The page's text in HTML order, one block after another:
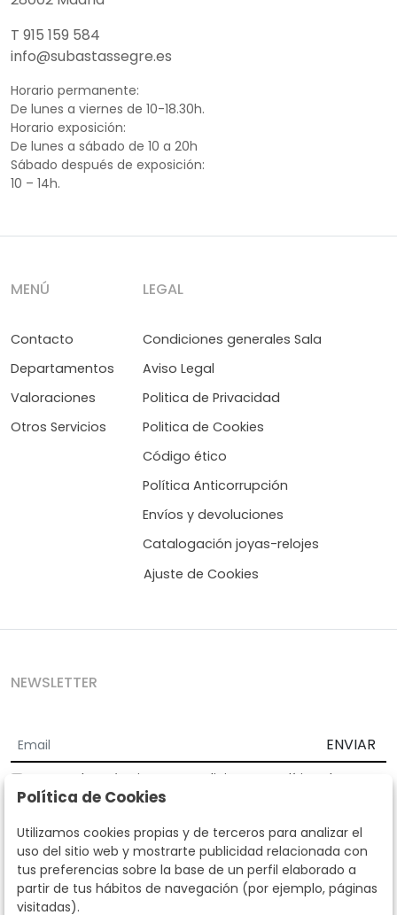
T 915 159 584
info@subastassegre.es
Horario permanente:
De lunes a viernes de 10-18.30h.
Horario exposición:
De lunes a sábado de 10 a 20h
Sábado después de exposición:
10 – 14h.
MENÚ
Contacto
Departamentos
Valoraciones
Otros Servicios
LEGAL
Condiciones generales Sala
Aviso Legal
Politica de Privacidad
Politica de Cookies
Código ético
Política Anticorrupción
Envíos y devoluciones
Catalogación joyas-relojes
Ajuste de Cookies
NEWSLETTER
ENVIAR
Acepto los Términos y Condiciones
Política de
privacidad
Según la LOPD y disposiciones de desarrollo, informamos que sus
datos personales serán tratados por parte de Subastas Segre con la
finalidad de gestionar la relación comercial. Puede ejercitar los
derechos de acceso, rectificación, cancelación, oposición y demás
derechos en los términos establecidos en la normativa vigente
dirigiéndote a nosotros. Asimismo, nos puede solicitar el envío de
Política de Cookies
Utilizamos cookies propias y de terceros para analizar el
uso del sitio web y mostrarte publicidad relacionada con
tus preferencias sobre la base de un perfil elaborado a
partir de tus hábitos de navegación (por ejemplo, páginas
visitadas).